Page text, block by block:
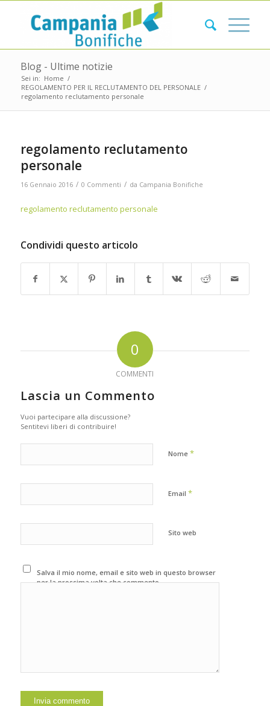
Blog - Ultime notizie
Sei in: Home /
REGOLAMENTO PER IL RECLUTAMENTO DEL PERSONALE /
regolamento reclutamento personale
regolamento reclutamento
personale
16 Gennaio 2016 / 0 Commenti / da Campania Bonifiche
regolamento reclutamento personale
Condividi questo articolo
0
COMMENTI
Lascia un Commento
Vuoi partecipare alla discussione?
Sentitevi liberi di contribuire!
Nome *
Email *
Sito web
Salva il mio nome, email e sito web in questo browser
per la prossima volta che commento.